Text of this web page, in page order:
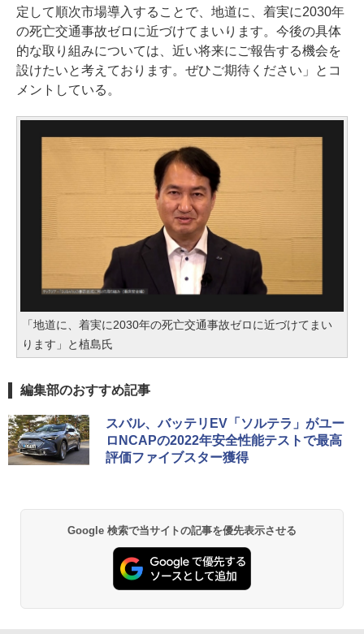
定して順次市場導入することで、地道に、着実に2030年
の死亡交通事故ゼロに近づけてまいります。今後の具体
的な取り組みについては、近い将来にご報告する機会を
設けたいと考えております。ぜひご期待ください」とコ
メントしている。
「地道に、着実に2030年の死亡交通事故ゼロに近づけてまい
ります」と植島氏
編集部のおすすめ記事
スバル、バッテリEV「ソルテラ」がユー
ロNCAPの2022年安全性能テストで最高
評価ファイブスター獲得
Google 検索で当サイトの記事を優先表示させる